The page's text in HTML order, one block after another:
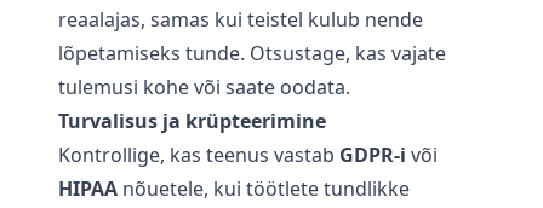
reaalajas, samas kui teistel kulub nende
lõpetamiseks tunde. Otsustage, kas vajate
tulemusi kohe või saate oodata.
Turvalisus ja krüpteerimine
Kontrollige, kas teenus vastab GDPR-i või
HIPAA nõuetele, kui töötlete tundlikke